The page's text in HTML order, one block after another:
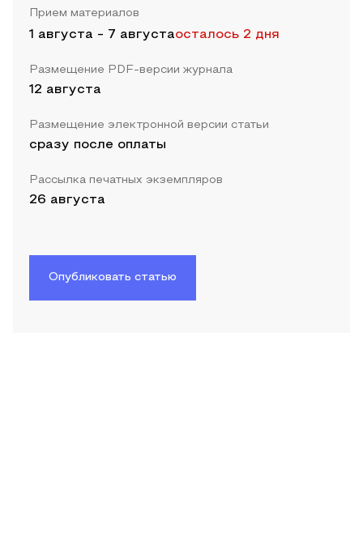
Прием материалов
1 августа - 7 августаосталось 2 дня
Размещение PDF-версии журнала
12 августа
Размещение электронной версии статьи
сразу после оплаты
Рассылка печатных экземпляров
26 августа
Опубликовать статью